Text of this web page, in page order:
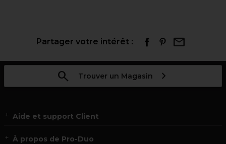
Partager votre intérêt :
Trouver un Magasin
Aide et support Client
À propos de Pro-Duo